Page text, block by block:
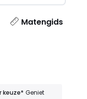
Matengids
keuze* Geniet